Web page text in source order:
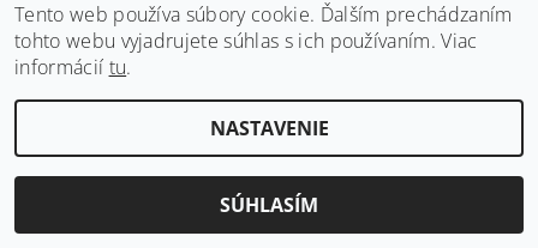
Tento web používa súbory cookie. Ďalším prechádzaním
tohto webu vyjadrujete súhlas s ich používaním. Viac
informácií tu.
NASTAVENIE
SÚHLASÍM